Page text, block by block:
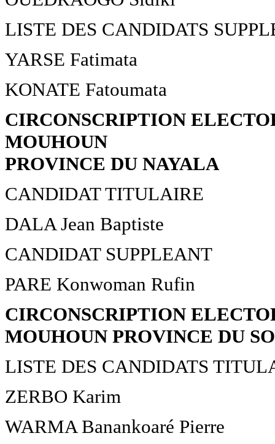
LISTE DES CANDIDATS
YARSE Fatimata
KONATE Fatoumata
CIRCONSCRIPTION
MOUHOUN
PROVINCE DU NAYALA
CANDIDAT TITULAIRE
DALA Jean Baptiste
CANDIDAT SUPPLEANT
PARE Konwoman Rufin
CIRCONSCRIPTION
MOUHOUN PROVINCE DU
LISTE DES CANDIDATS
ZERBO Karim
WARMA Banankoaré Pierre